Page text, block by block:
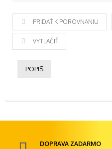
PRIDAŤ K POROVNANIU
VYTLAČIŤ
POPIS
DOPRAVA ZADARMO